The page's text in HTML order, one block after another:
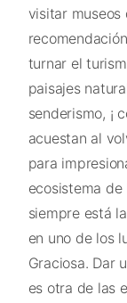
visitar
turnar el
paisajes
senderismo, ¡
acuestan al
para
ecosistema de
siempre está
en uno de los
Graciosa. Dar
es otra de las